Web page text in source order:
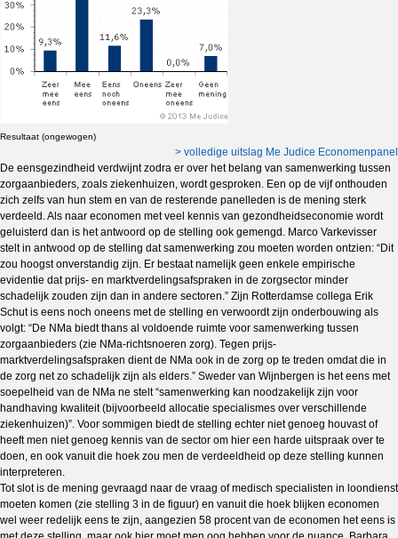
Resultaat (ongewogen)
> volledige uitslag Me Judice Economenpanel
De eensgezindheid verdwijnt zodra er over het belang van samenwerking tussen
zorgaanbieders, zoals ziekenhuizen, wordt gesproken. Een op de vijf onthouden
zich zelfs van hun stem en van de resterende panelleden is de mening sterk
verdeeld. Als naar economen met veel kennis van gezondheidseconomie wordt
geluisterd dan is het antwoord op de stelling ook gemengd. Marco Varkevisser
stelt in antwood op de stelling dat samenwerking zou moeten worden ontzien: “Dit
zou hoogst onverstandig zijn. Er bestaat namelijk geen enkele empirische
evidentie dat prijs- en marktverdelingsafspraken in de zorgsector minder
schadelijk zouden zijn dan in andere sectoren.” Zijn Rotterdamse collega Erik
Schut is eens noch oneens met de stelling en verwoordt zijn onderbouwing als
volgt: “De NMa biedt thans al voldoende ruimte voor samenwerking tussen
zorgaanbieders (zie NMa-richtsnoeren zorg). Tegen prijs-
marktverdelingsafspraken dient de NMa ook in de zorg op te treden omdat die in
de zorg net zo schadelijk zijn als elders.” Sweder van Wijnbergen is het eens met
soepelheid van de NMa ne stelt “samenwerking kan noodzakelijk zijn voor
handhaving kwaliteit (bijvoorbeeld allocatie specialismes over verschillende
ziekenhuizen)”. Voor sommigen biedt de stelling echter niet genoeg houvast of
heeft men niet genoeg kennis van de sector om hier een harde uitspraak over te
doen, en ook vanuit die hoek zou men de verdeeldheid op deze stelling kunnen
interpreteren.
Tot slot is de mening gevraagd naar de vraag of medisch specialisten in loondienst
moeten komen (zie stelling 3 in de figuur) en vanuit die hoek blijken economen
wel weer redelijk eens te zijn, aangezien 58 procent van de economen het eens is